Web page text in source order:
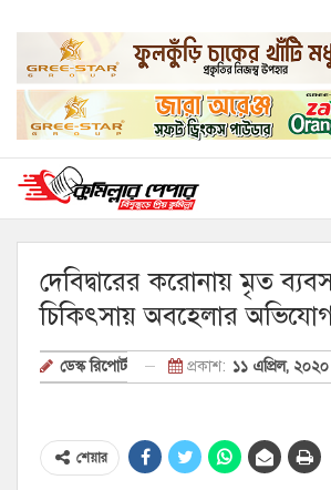
দেবিদ্বারের করোনায় মৃত
চিকিৎসায় অবহেলার
ডেস্ক রিপোর্ট প্রকাশ: ১১ এপ্রিল, ২০২০
শেয়ার